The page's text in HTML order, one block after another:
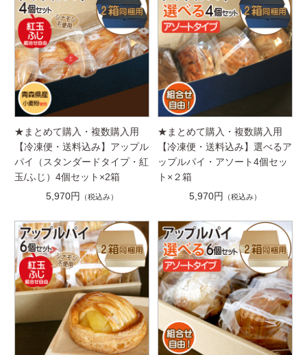
★まとめて購入・複数購入用
【冷凍便・送料込み】アップル
パイ（スタンダードタイプ・紅
玉/ふじ）4個セット×2箱
5,970円
（税込み）
★まとめて購入・複数購入用
【冷凍便・送料込み】選べるア
ップルパイ・アソート4個セッ
ト×２箱
5,970円
（税込み）